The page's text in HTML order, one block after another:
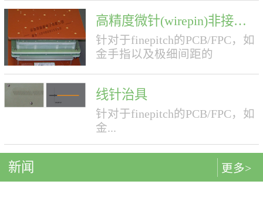
BtoB connector的接触点与裸板
接触点的情况不同，其精度，
高低程度等等复杂情况对直接
界主流测试方法是使用公母接
插件夹具，存在损耗大，效率
底，误检率高等技术瓶颈。我
司凭借先进的加工技术以及多
年积累的夹具设计经验，成功
克服了在BtoBconnector上直接
扎针的难题，推出了全新的
BtoB夹具。 BtoB夹具采用直接
高精度微针(wirepin)非接触夹具
针对于finepitch的PCB/FPC，如
金手指以及极细间距的
的集成化日益提高，各种电路
板布局布线的集成度也在不断
的提升，传统的测试夹具对于
（PCB/FPC）已经在精度上无
法满足客户的需求。现在绝大
多数的微针夹具都是靠进口，
线针治具
针对于finepitch的PCB/FPC，如
金...
BGA,COF,TAB,HDD,HDI等等
新闻 更多>